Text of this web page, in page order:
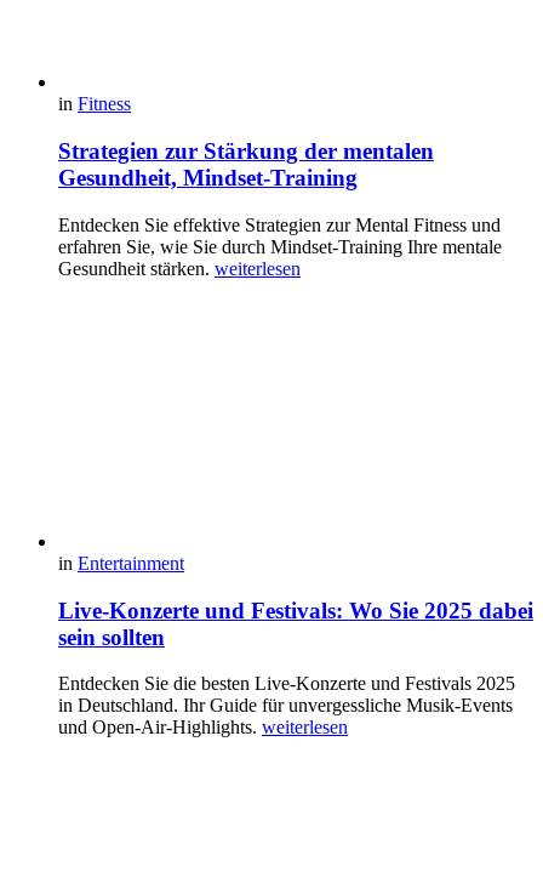
in Fitness
Strategien zur Stärkung der mentalen
Gesundheit, Mindset-Training
Entdecken Sie effektive Strategien zur Mental Fitness und
erfahren Sie, wie Sie durch Mindset-Training Ihre mentale
Gesundheit stärken. weiterlesen
in Entertainment
Live-Konzerte und Festivals: Wo Sie 2025 dabei
sein sollten
Entdecken Sie die besten Live-Konzerte und Festivals 2025
in Deutschland. Ihr Guide für unvergessliche Musik-Events
und Open-Air-Highlights. weiterlesen